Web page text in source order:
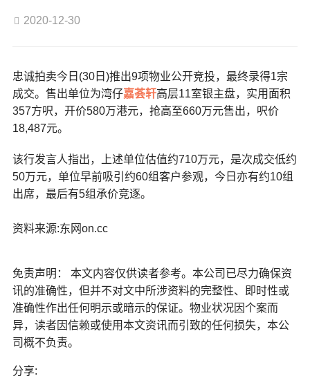
2020-12-30
忠诚拍卖今日(30日)推出9项物业公开竞投，最终录得1宗
成交。售出单位为湾仔嘉荟轩高层11室银主盘，实用面积
357方呎，开价580万港元，抢高至660万元售出，呎价
18,487元。
该行发言人指出，上述单位估值约710万元，是次成交低约
50万元，单位早前吸引约60组客户参观，今日亦有约10组
出席，最后有5组承价竞逐。
资料来源:东网on.cc
免责声明： 本文内容仅供读者参考。本公司已尽力确保资
讯的准确性，但并不对文中所涉资料的完整性、即时性或
准确性作出任何明示或暗示的保证。物业状况因个案而
异，读者因信赖或使用本文资讯而引致的任何损失，本公
司概不负责。
分享: